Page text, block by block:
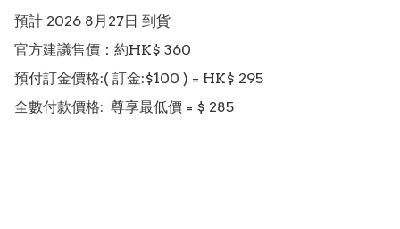
預計 2026 8月27日 到貨
官方建議售價：約HK$ 360
預付訂金價格:( 訂金:$100 ) = HK$ 295
全數付款價格:  尊享最低價 = $ 285